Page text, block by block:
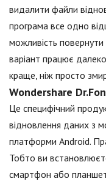
видалити файли
програма все одно
можливість
варіант працює
краще, ніж просто
Wondershare
Це специфічний
відновлення даних з
платформи Android.
Тобто ви
смартфон або